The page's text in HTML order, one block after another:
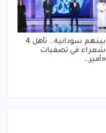
بينهم سودانية.. تأهل 4
شعراء في تصفيات
«أمير…